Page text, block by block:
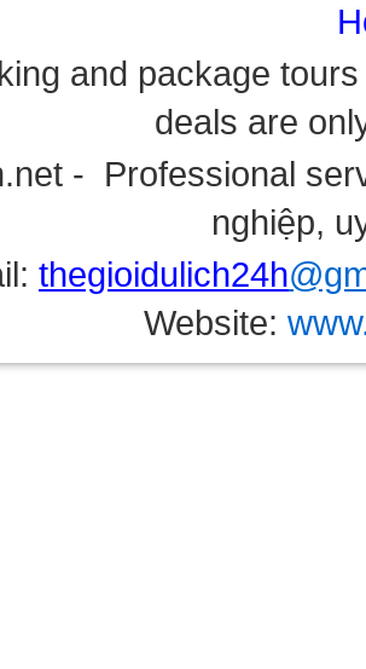
and package
deals are
- Professional
nghiệp,
thegioidulich24h
Website: